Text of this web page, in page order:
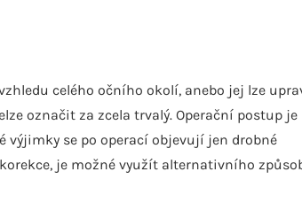
celého očního okolí, anebo jej lze
označit za zcela trvalý. Operační postup je
výjimky se po operací objevují jen drobné
je možné využít alternativního